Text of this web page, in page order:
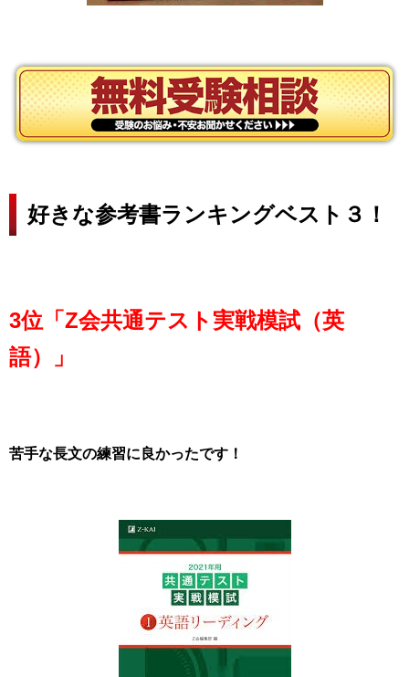
好きな参考書ランキングベスト３！
3位「Z会共通テスト実戦模試（英
語）」
苦手な長文の練習に良かったです！